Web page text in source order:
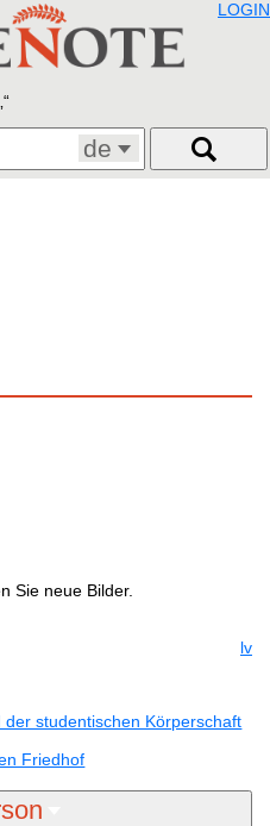
LOGIN
de
Sie neue Bilder.
lv
der studentischen Körperschaft
Friedhof